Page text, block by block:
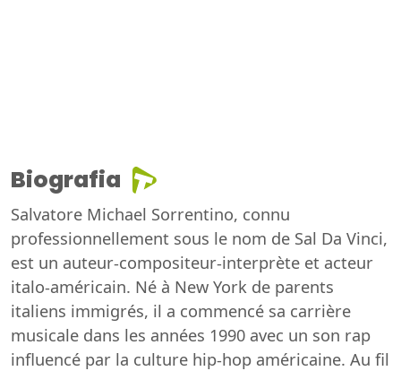
Biografia
Salvatore Michael Sorrentino, connu
professionnellement sous le nom de Sal Da Vinci,
est un auteur-compositeur-interprète et acteur
italo-américain. Né à New York de parents
italiens immigrés, il a commencé sa carrière
musicale dans les années 1990 avec un son rap
influencé par la culture hip-hop américaine. Au fil